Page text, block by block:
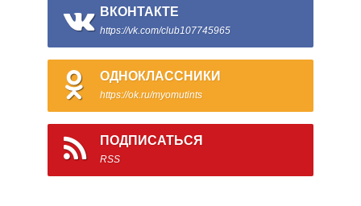
ВКОНТАКТЕ
https://vk.com/club107745965
ОДНОКЛАССНИКИ
https://ok.ru/myomutints
ПОДПИСАТЬСЯ
RSS